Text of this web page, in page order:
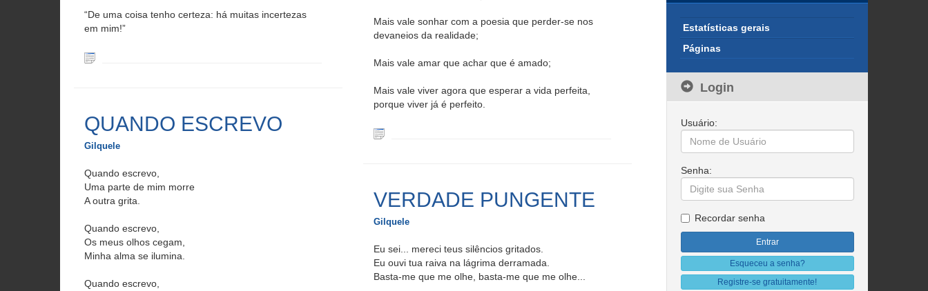
“De uma coisa tenho certeza: há muitas incertezas
em mim!”
QUANDO ESCREVO
Gilquele
Quando escrevo,
Uma parte de mim morre
A outra grita.
Quando escrevo,
Os meus olhos cegam,
Minha alma se ilumina.
Quando escrevo,
Mais vale sonhar com a poesia que perder-se nos
devaneios da realidade;
Mais vale amar que achar que é amado;
Mais vale viver agora que esperar a vida perfeita,
porque viver já é perfeito.
VERDADE PUNGENTE
Gilquele
Eu sei... mereci teus silêncios gritados.
Eu ouvi tua raiva na lágrima derramada.
Basta-me que me olhe, basta-me que me olhe...
Estatísticas gerais
Páginas
Login
Usuário:
Senha:
Recordar senha
Esqueceu a senha?
Registre-se gratuitamente!